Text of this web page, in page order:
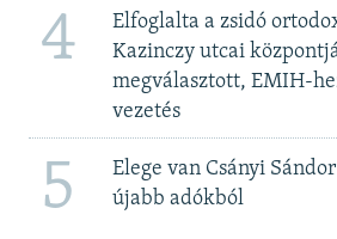
4
Elfoglalta a zsidó
Kazinczy utcai
megválasztott, EMIH-
vezetés
5
Elege van Csányi
újabb adókból